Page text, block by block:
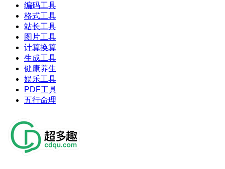
编码工具
格式工具
站长工具
图片工具
计算换算
生成工具
健康养生
娱乐工具
PDF工具
五行命理